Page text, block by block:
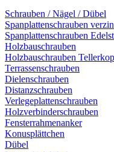
Schrauben / Nägel / Dübel
Spanplattenschrauben
Spanplattenschrauben
Holzbauschrauben
Holzbauschrauben
Terrassenschrauben
Dielenschrauben
Distanzschrauben
Verlegeplattenschrauben
Holzverbinderschrauben
Fensterrahmenanker
Konusplättchen
Dübel